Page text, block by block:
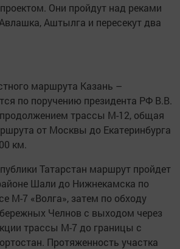
Они пройдут над реками
Аштылга и пересекут два
маршрута Казань –
по поручению президента РФ В.В.
трассы М-12, общая
от Москвы до Екатеринбурга
км.
Татарстан маршрут пройдет
Шали до Нижнекамска по
М-7 «Волга», затем по обходу
Челнов с выходом через
трассы М-7 до границы с
Протяженность участка